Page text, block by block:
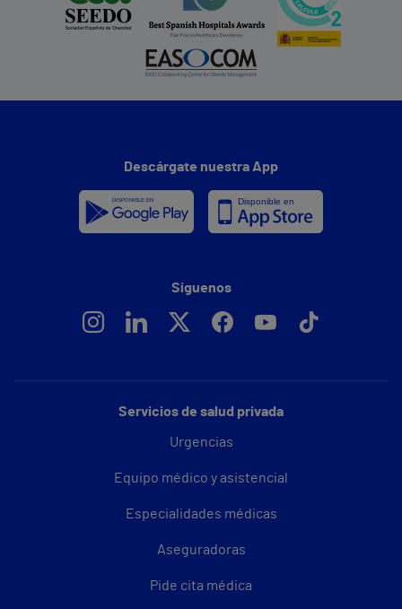
Servicios de salud privada
Urgencias
Equipo médico y asistencial
Especialidades médicas
Aseguradoras
Pide cita médica
Descárgate nuestra App
Síguenos